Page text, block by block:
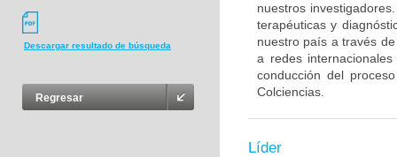
Descargar resultado de búsqueda
Regresar
nuestros
terapéuticas y
nuestro país a través
a redes
conducción del
Colciencias.
Líder